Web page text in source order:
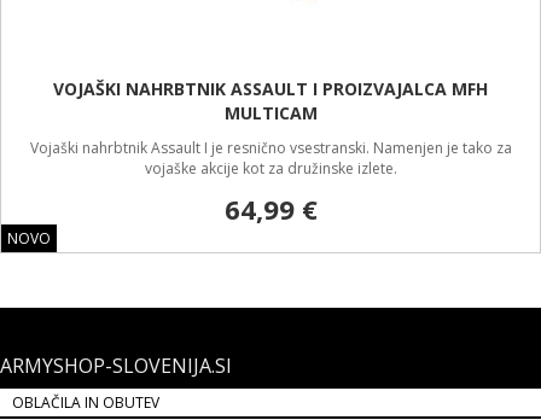
ARMYSHOP-SLOVENIJA.SI
OBLAČILA IN OBUTEV